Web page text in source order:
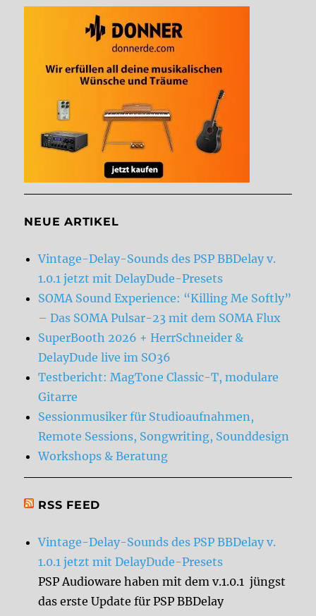
NEUE ARTIKEL
Vintage-Delay-Sounds des PSP BBDelay v.
1.0.1 jetzt mit DelayDude-Presets
SOMA Sound Experience: “Killing Me Softly”
– Das SOMA Pulsar-23 mit dem SOMA Flux
SuperBooth 2026 + HerrSchneider &
DelayDude live im SO36
Testbericht: MagTone Classic-T, modulare
Gitarre
Sessionmusiker für Studioaufnahmen,
Remote Sessions, Songwriting, Sounddesign
Workshops & Beratung
RSS FEED
Vintage-Delay-Sounds des PSP BBDelay v.
1.0.1 jetzt mit DelayDude-Presets
PSP Audioware haben mit dem v.1.0.1 jüngst
das erste Update für PSP BBDelay